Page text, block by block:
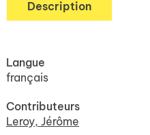
Description
Langue
français
Contributeurs
Leroy, Jérôme